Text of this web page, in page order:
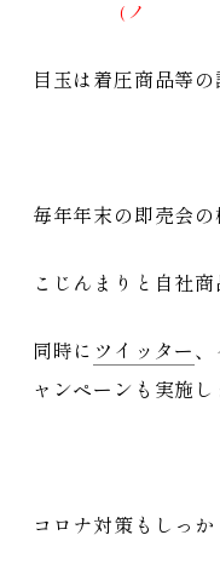
(ノ
目玉は着圧商品等の
毎年年末の即売会の
こじんまりと自社
同時に ツイッター 、
ャンペーンも実施し
コロナ対策もしっ